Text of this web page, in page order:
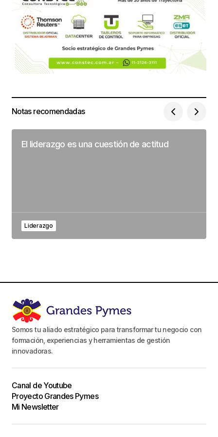
Notas recomendadas
El liderazgo es una cuestión de actitud
Liderazgo
Somos tu aliado estratégico para transformar tu negocio con
formación, experiencias y herramientas de gestión
innovadoras.
Canal de Youtube
Proyecto Grandes Pymes
Mi Newsletter